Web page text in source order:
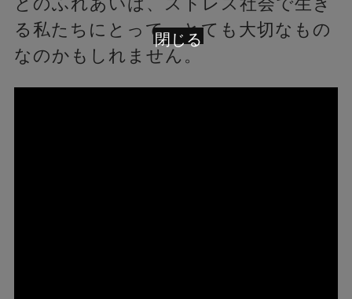
る私たちにとって、とても大切なもの
なのかもしれません。
閉じる